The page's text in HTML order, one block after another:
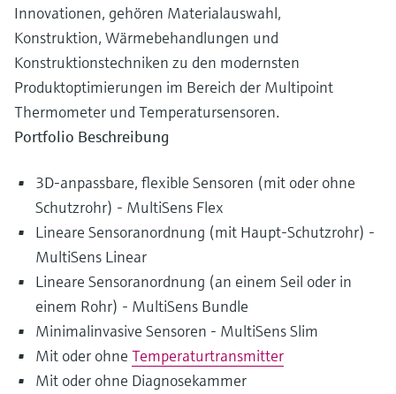
Innovationen, gehören Materialauswahl,
Konstruktion, Wärmebehandlungen und
Konstruktionstechniken zu den modernsten
Produktoptimierungen im Bereich der Multipoint
Thermometer und Temperatursensoren.
Portfolio Beschreibung
3D-anpassbare, flexible Sensoren (mit oder ohne
Schutzrohr) - MultiSens Flex
Lineare Sensoranordnung (mit Haupt-Schutzrohr) -
MultiSens Linear
Lineare Sensoranordnung (an einem Seil oder in
einem Rohr) - MultiSens Bundle
Minimalinvasive Sensoren - MultiSens Slim
Mit oder ohne Temperaturtransmitter
Mit oder ohne Diagnosekammer